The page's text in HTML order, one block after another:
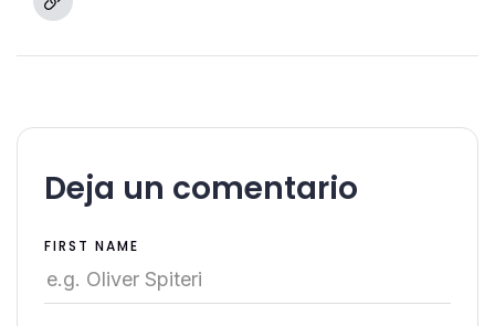
Deja un comentario
FIRST NAME